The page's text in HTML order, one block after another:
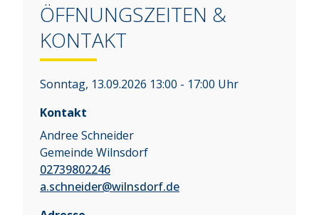
ÖFFNUNGSZEITEN &
KONTAKT
Sonntag, 13.09.2026 13:00 - 17:00 Uhr
Kontakt
Andree Schneider
Gemeinde Wilnsdorf
02739802246
a.schneider@wilnsdorf.de